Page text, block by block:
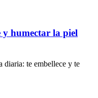
y humectar la piel
diaria: te embellece y te